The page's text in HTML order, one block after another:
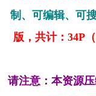
制、可编辑、可
版，共计：34P
请注意：本资源